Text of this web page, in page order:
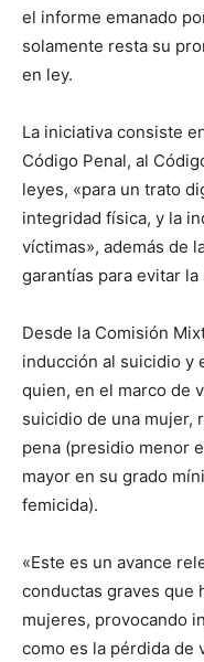
el informe emanado
solamente resta su
en ley.
La iniciativa consiste
Código Penal, al
leyes, «para un trato
integridad física, y la
víctimas», además de
garantías para evitar
Desde la Comisión
inducción al suicidio y
quien, en el marco de
suicidio de una mujer,
pena (presidio menor
mayor en su grado
femicida).
«Este es un avance
conductas graves que
mujeres, provocando
como es la pérdida de